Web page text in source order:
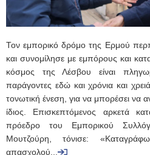
Τον εμπορικό δρόμο της Ερμού
και συνομίλησε με εμπόρους και
κόσμος της Λέσβου είναι
παράγοντες εδώ και χρόνια και
τονωτική ένεση, για να μπορέσει να
ίδιος. Επισκεπτόμενος αρκετά
πρόεδρο του Εμπορικού
Μουτζούρη, τόνισε:
απασχολού...